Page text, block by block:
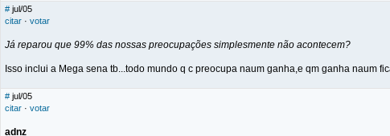
# jul/05
citar · votar
Já reparou que 99% das nossas preocupações simplesmente não acontecem?
Isso inclui a Mega sena tb...todo mundo q c preocupa naum ganha,e qm ganha naum
# jul/05
citar · votar
adnz